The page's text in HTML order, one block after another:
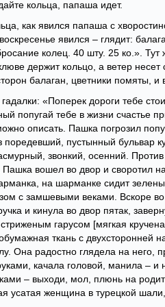
кольца, папаша идет.
как явился папаша с
явился – глядит:
колец. 40 шту. 25 ко.».
держит кольцо, а ветер
балаган, цветники помяты, и
«Поперек дороги тебе
попугай тебе в жизни счастье
описать. Пашка погрозил
поредевший, пустынный бульвар
звонкий, осенний.
вошел во двор и своротил
на шарманке сидит
с замшевыми веками. Вскоре
и кинула во двор пятак,
гарусом [мягкая
ткань с двухсторонней
Она радостно глядела на него,
качала головой, манила – и
– выходи, мол, плюнь на
усатая женщина в турецкой